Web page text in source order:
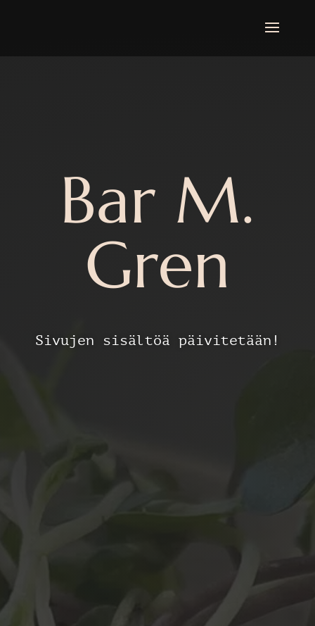
Bar M.
Gren
Sivujen sisältöä päivitetään!